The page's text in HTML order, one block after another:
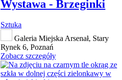
Wystawa - Brzeginki
Sztuka
Galeria Miejska Arsenał, Stary
Rynek 6, Poznań
Zobacz szczegóły